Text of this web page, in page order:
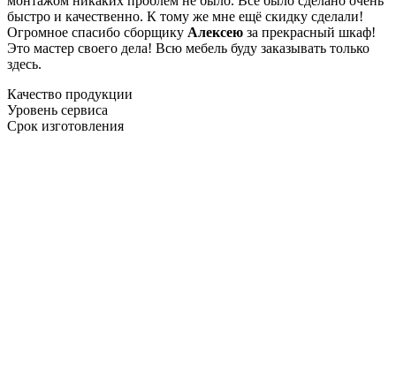
быстро и качественно. К тому же мне ещё скидку сделали!
Огромное спасибо сборщику Алексею за прекрасный шкаф!
Это мастер своего дела! Всю мебель буду заказывать только
здесь.
Качество продукции
Уровень сервиса
Срок изготовления